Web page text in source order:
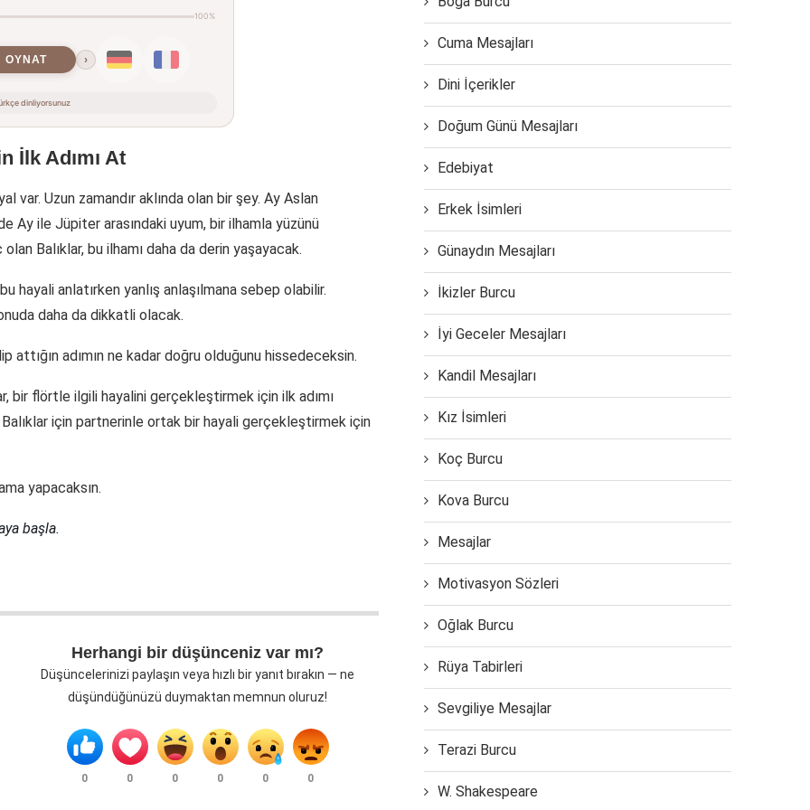
100%
OYNAT ›
dinliyorsunuz
İlk Adımı At
var. Uzun zamandır aklında olan bir şey. Ay Aslan
Ay ile Jüpiter arasındaki uyum, bir ilhamla yüzünü
Balıklar, bu ilhamı daha da derin yaşayacak.
hayali anlatırken yanlış anlaşılmana sebep olabilir.
daha da dikkatli olacak.
attığın adımın ne kadar doğru olduğunu hissedeceksin.
bir flörtle ilgili hayalini gerçekleştirmek için ilk adımı
için partnerinle ortak bir hayali gerçekleştirmek için
yapacaksın.
başla.
Herhangi bir düşünceniz var mı?
Düşüncelerinizi paylaşın veya hızlı bir yanıt bırakın — ne
düşündüğünüzü duymaktan memnun oluruz!
0 0 0 0 0 0
Cuma Mesajları
Dini İçerikler
Doğum Günü Mesajları
Edebiyat
Erkek İsimleri
Günaydın Mesajları
İkizler Burcu
İyi Geceler Mesajları
Kandil Mesajları
Kız İsimleri
Koç Burcu
Kova Burcu
Mesajlar
Motivasyon Sözleri
Oğlak Burcu
Rüya Tabirleri
Sevgiliye Mesajlar
Terazi Burcu
W. Shakespeare